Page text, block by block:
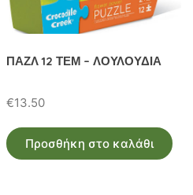
ΠΑΖΛ 12 ΤΕΜ – ΛΟΥΛΟΥΔΙΑ
€13.50
Προσθήκη στο καλάθι